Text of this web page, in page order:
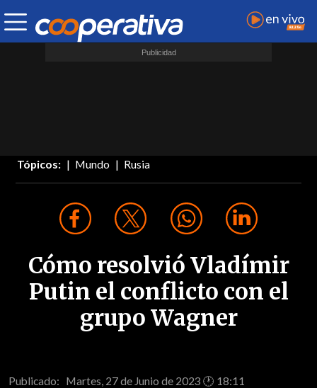
Tópicos: Mundo Rusia
Cómo resolvió Vladímir
Putin el conflicto con el
grupo Wagner
Publicado: Martes, 27 de Junio de 2023 🕐 18:11